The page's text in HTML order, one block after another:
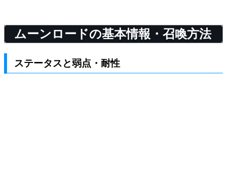
ムーンロードの基本情報・召喚方法
ステータスと弱点・耐性